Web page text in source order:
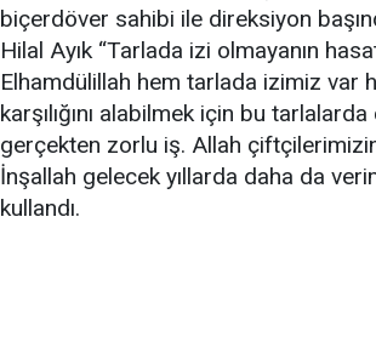
biçerdöver sahibi ile direksiyon
Hilal Ayık “Tarlada izi olmayanın
Elhamdülillah hem tarlada izimiz var
karşılığını alabilmek için bu
gerçekten zorlu iş. Allah
İnşallah gelecek yıllarda daha da
kullandı.